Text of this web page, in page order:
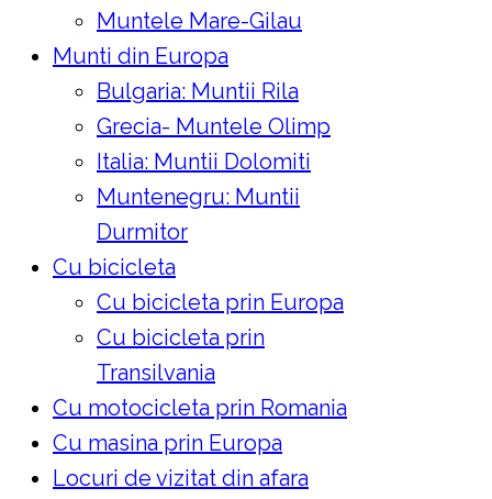
Muntele Mare-Gilau
Munti din Europa
Bulgaria: Muntii Rila
Grecia- Muntele Olimp
Italia: Muntii Dolomiti
Muntenegru: Muntii
Durmitor
Cu bicicleta
Cu bicicleta prin Europa
Cu bicicleta prin
Transilvania
Cu motocicleta prin Romania
Cu masina prin Europa
Locuri de vizitat din afara